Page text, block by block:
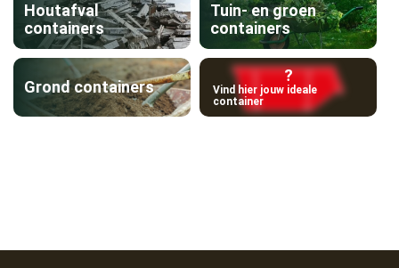
Houtafval
containers
Tuin- en groen
containers
Grond containers
?
Vind hier jouw ideale
container